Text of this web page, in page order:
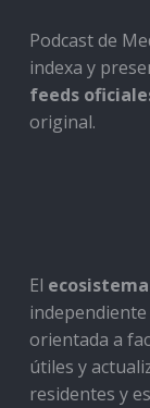
Podcast de
indexa y
feeds
original.
El ecosistema
independiente
orientada a
útiles y
residentes y